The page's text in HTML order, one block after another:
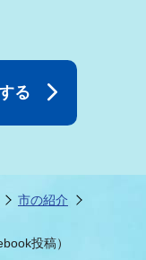
市の紹介
投稿）